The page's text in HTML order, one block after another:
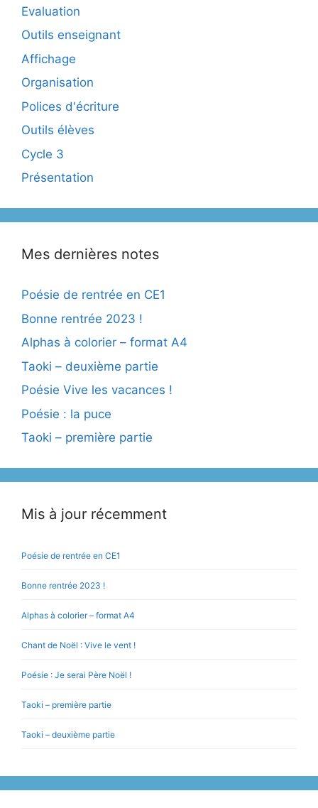
Evaluation
Outils enseignant
Affichage
Organisation
Polices d'écriture
Outils élèves
Cycle 3
Présentation
Mes dernières notes
Poésie de rentrée en CE1
Bonne rentrée 2023 !
Alphas à colorier – format A4
Taoki – deuxième partie
Poésie Vive les vacances !
Poésie : la puce
Taoki – première partie
Mis à jour récemment
Poésie de rentrée en CE1
Bonne rentrée 2023 !
Alphas à colorier – format A4
Chant de Noël : Vive le vent !
Poésie : Je serai Père Noël !
Taoki – première partie
Taoki – deuxième partie